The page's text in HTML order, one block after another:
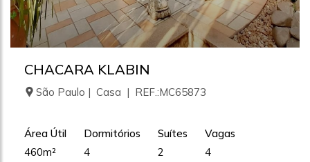
CHACARA KLABIN
São Paulo | Casa | REF.:MC65873
Área Útil
460m²
Dormitórios
4
Suítes
2
Vagas
4